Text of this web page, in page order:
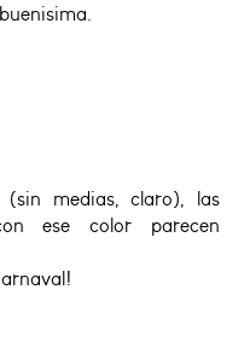
medias, claro), las
ese color parecen